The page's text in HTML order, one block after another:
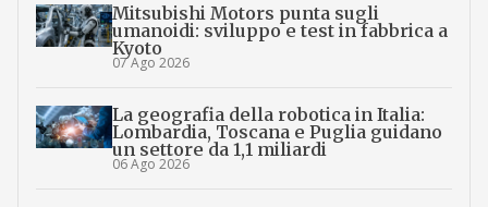
Mitsubishi Motors punta sugli
umanoidi: sviluppo e test in fabbrica a
Kyoto
07 Ago 2026
La geografia della robotica in Italia:
Lombardia, Toscana e Puglia guidano
un settore da 1,1 miliardi
06 Ago 2026